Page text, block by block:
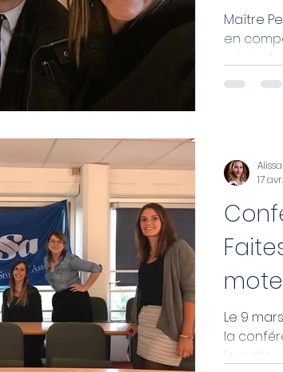
Maître
en
général
Le 9
la
le
Alissa
17